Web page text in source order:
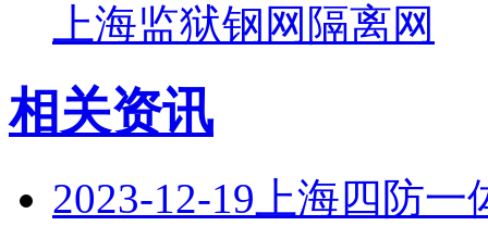
上海监狱钢网隔离网
相关资讯
2023-12-19 上海四防